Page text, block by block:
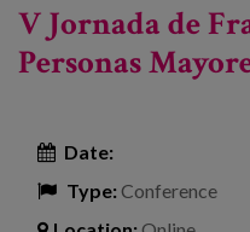
V Jornada de
Personas
Date:
Type:Conference